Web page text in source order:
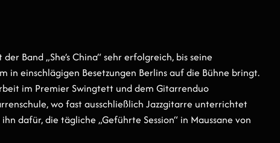
Band „She’s China“ sehr erfolgreich, bis seine
in einschlägigen Besetzungen Berlins auf die Bühne bringt.
im Premier Swingtett und dem Gitarrenduo
wo fast ausschließlich Jazzgitarre unterrichtet
dafür, die tägliche „Geführte Session“ in Maussane von